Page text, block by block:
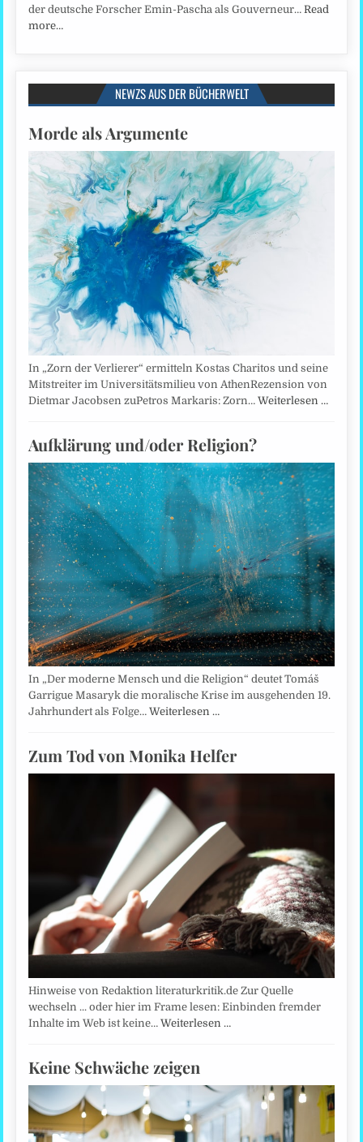
der deutsche Forscher Emin-Pascha als Gouverneur…Read
more…
NEWZS AUS DER BÜCHERWELT
Morde als Argumente
In „Zorn der Verlierer“ ermitteln Kostas Charitos und seine
Mitstreiter im Universitätsmilieu von AthenRezension von
Dietmar Jacobsen zuPetros Markaris: Zorn…Weiterlesen …
Aufklärung und/oder Religion?
In „Der moderne Mensch und die Religion“ deutet Tomáš
Garrigue Masaryk die moralische Krise im ausgehenden 19.
Jahrhundert als Folge…Weiterlesen …
Zum Tod von Monika Helfer
Hinweise von Redaktion literaturkritik.de Zur Quelle
wechseln ... oder hier im Frame lesen: Einbinden fremder
Inhalte im Web ist keine…Weiterlesen …
Keine Schwäche zeigen